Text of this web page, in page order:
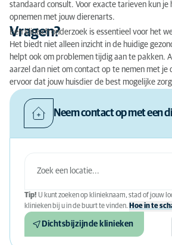
standaard consult. Voor exacte tarieven kun je
opnemen met jouw dierenarts.
Vragen?
Een klinisch onderzoek is essentieel voor het
Het biedt niet alleen inzicht in de huidige
helpt ook om problemen tijdig aan te pakken.
aarzel dan niet om contact op te nemen met je
ervoor dat jouw huisdier de best mogelijke
Neem contact op met een
Tip! U kunt zoeken op klinieknaam, stad of jouw
klinieken bij u in de buurt te vinden. Hoe in te
Dichtsbijzijnde klinieken